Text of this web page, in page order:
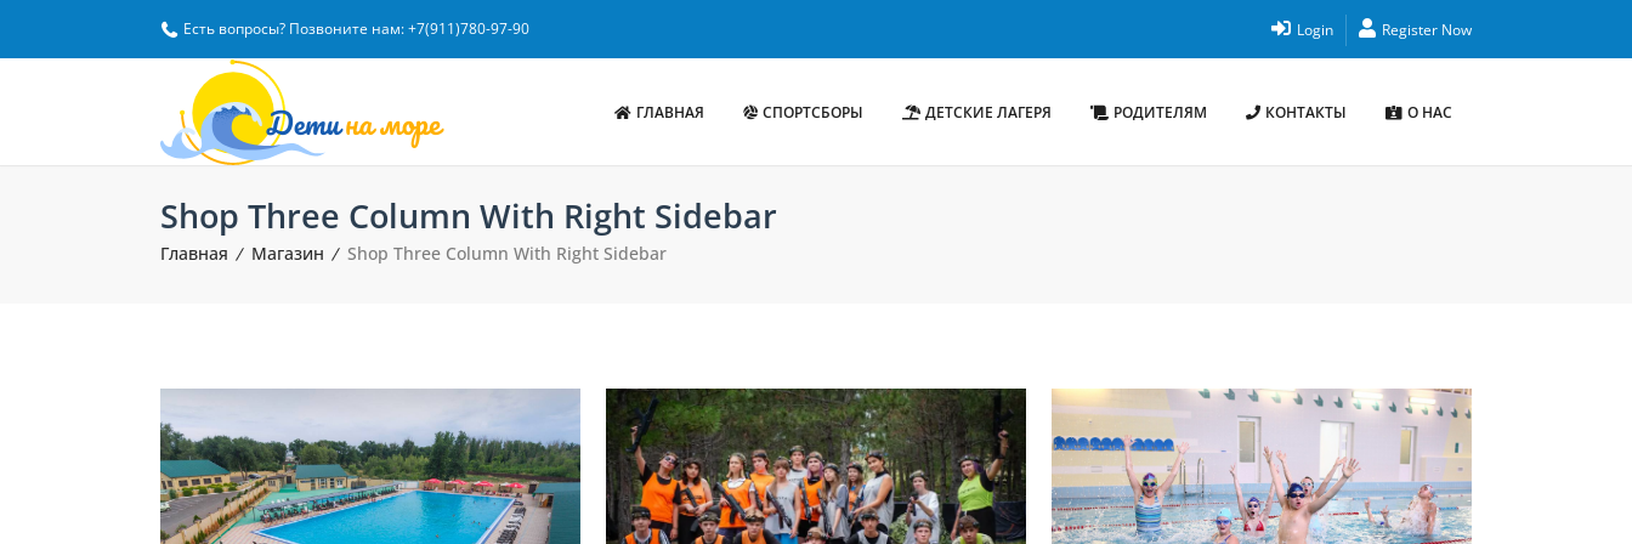
Есть вопросы? Позвоните нам: +7(911)780-97-90 Login Register Now
ГЛАВНАЯ СПОРТСБОРЫ ДЕТСКИЕ ЛАГЕРЯ РОДИТЕЛЯМ КОНТАКТЫ О НАС
Shop Three Column With Right Sidebar
Главная Магазин Shop Three Column With Right Sidebar